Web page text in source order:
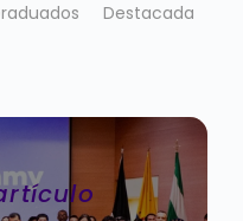
Destacada